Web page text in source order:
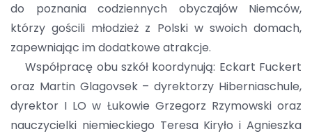
do poznania codziennych obyczajów Niemców,
którzy gościli młodzież z Polski w swoich domach,
zapewniając im dodatkowe atrakcje.
Współpracę obu szkół koordynują: Eckart Fuckert
oraz Martin Glagovsek – dyrektorzy Hiberniaschule,
dyrektor I LO w Łukowie Grzegorz Rzymowski oraz
nauczycielki niemieckiego Teresa Kiryło i Agnieszka